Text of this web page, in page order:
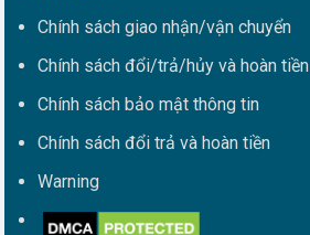
Chính sách giao nhận/vận chuyển
Chính sách đổi/trả/hủy và hoàn tiền
Chính sách bảo mật thông tin
Chính sách đổi trả và hoàn tiền
Warning